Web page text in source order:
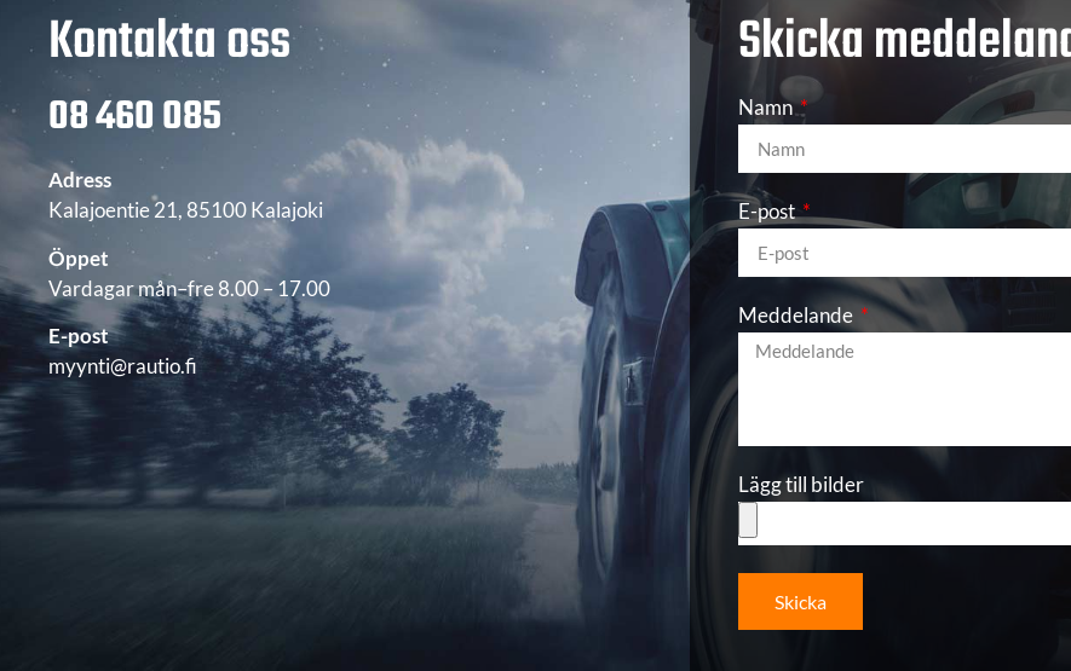
Kontakta oss
08 460 085
Adress
Kalajoentie 21, 85100 Kalajoki
Öppet
Vardagar mån–fre 8.00 – 17.00
E-post
myynti@rautio.fi
Skicka
Namn
E-post
Meddelande
Lägg till bilder
Skicka